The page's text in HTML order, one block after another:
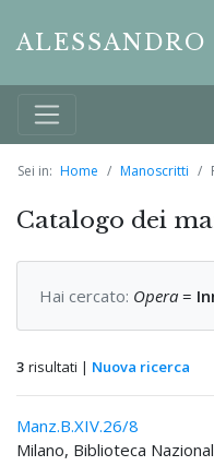
Sei in: Home Manoscritti
Catalogo dei
Hai cercato: Opera =
3 risultati | Nuova ricerca
Manz.B.XIV.26/8
Milano, Biblioteca